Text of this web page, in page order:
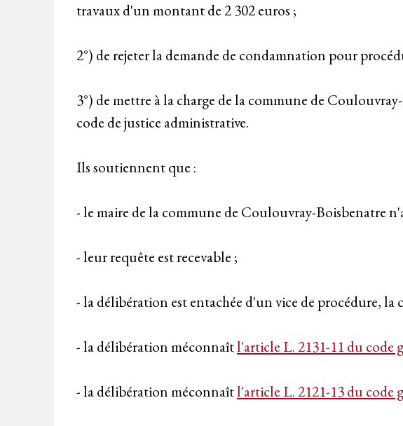
travaux d'un montant de 2 302 euros ;
2°) de rejeter la demande de condamnation pour
3°) de mettre à la charge de la commune de
code de justice administrative.
Ils soutiennent que :
- le maire de la commune de Coulouvray-Boisbenatre
- leur requête est recevable ;
- la délibération est entachée d'un vice de procédure,
- la délibération méconnaîtl'article L. 2131-11 du code
- la délibération méconnaîtl'article L. 2121-13 du code